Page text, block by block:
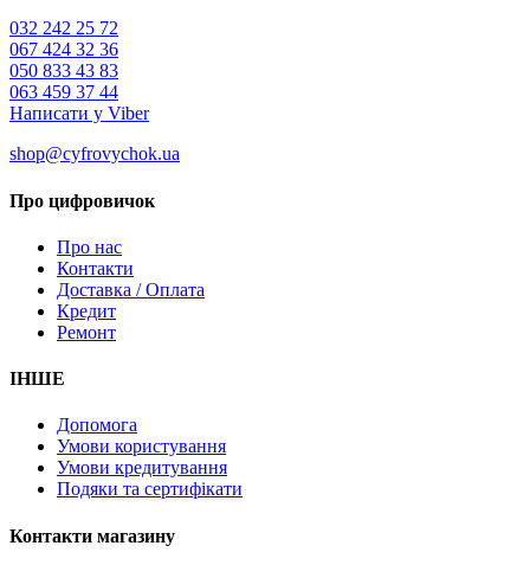
032 242 25 72
067 424 32 36
050 833 43 83
063 459 37 44
Написати у Viber
shop@cyfrovychok.ua
Про цифровичок
Про нас
Контакти
Доставка / Оплата
Кредит
Ремонт
ІНШЕ
Допомога
Умови користування
Умови кредитування
Подяки та сертифікати
Контакти магазину